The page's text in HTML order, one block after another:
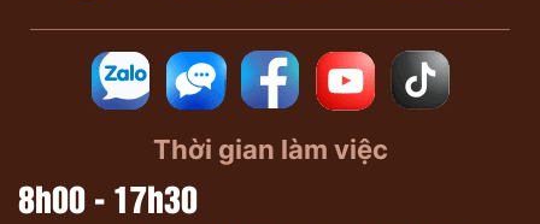
Thời gian làm việc
8h00 - 17h30